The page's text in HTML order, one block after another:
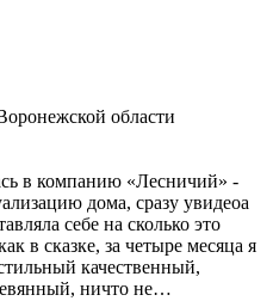
области
в компанию «Лесничий» -
дома, сразу увидеоа
себе на сколько это
в сказке, за четыре месяца я
качественный,
ничто не…